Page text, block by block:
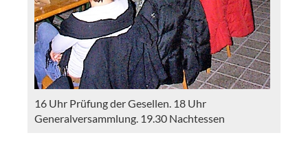
16 Uhr Prüfung der Gesellen. 18 Uhr
Generalversammlung. 19.30 Nachtessen